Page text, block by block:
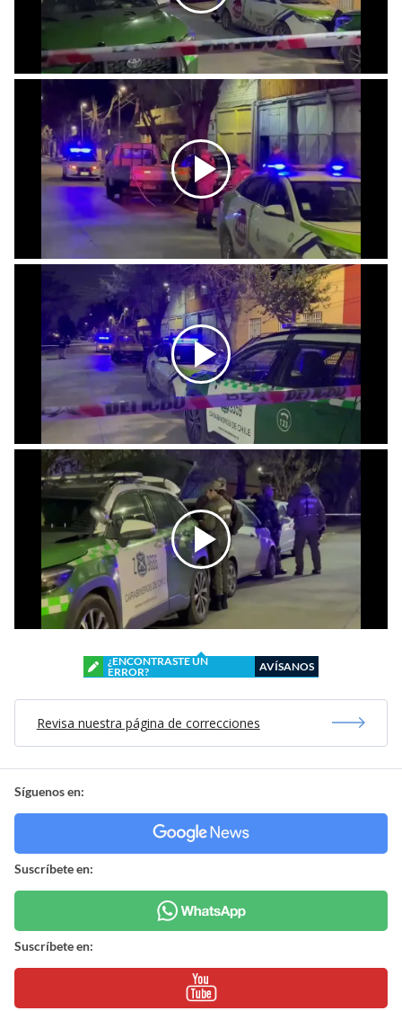
¿ENCONTRASTE UN
ERROR?
AVÍSANOS
Revisa nuestra página de correcciones
Síguenos en:
Suscríbete en:
Suscríbete en: